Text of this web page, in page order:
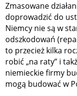
Zmasowane
doprowadzić do
Niemcy nie są w
odszkodowań
to przecież kilka
robić „na raty” i
niemieckie firmy
mogą budować w